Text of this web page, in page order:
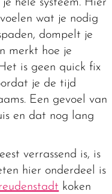
hele systeem. Hier
wat je nodig
dompelt je
merkt hoe je
is geen quick fix
je de tijd
Een gevoel van
en dat nog lang
verrassend is, is
hier onderdeel is
koken